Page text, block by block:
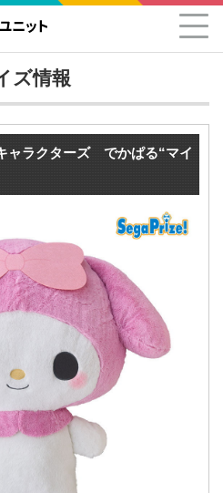
ズ情報
ャラクターズ でかぱる“マイ